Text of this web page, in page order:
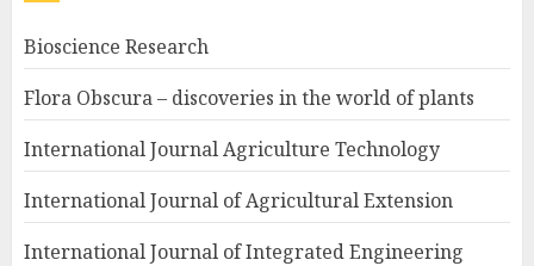
Bioscience Research
Flora Obscura – discoveries in the world of plants
International Journal Agriculture Technology
International Journal of Agricultural Extension
International Journal of Integrated Engineering